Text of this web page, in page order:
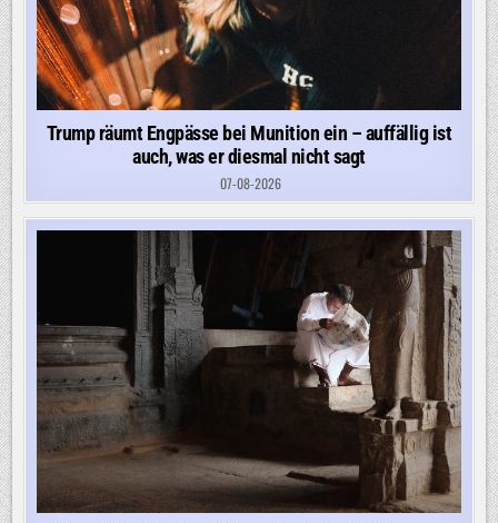
Trump räumt Engpässe bei Munition ein – auffällig ist
auch, was er diesmal nicht sagt
07-08-2026